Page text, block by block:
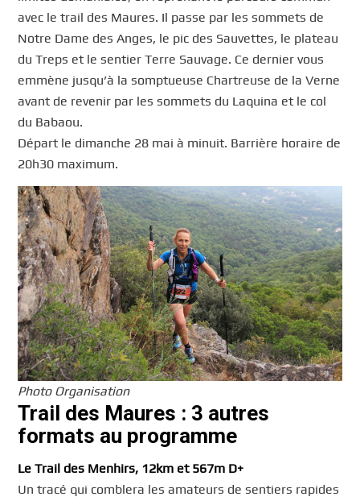
avec le trail des Maures. Il passe par les sommets de
Notre Dame des Anges, le pic des Sauvettes, le plateau
du Treps et le sentier Terre Sauvage. Ce dernier vous
emmène jusqu’à la somptueuse Chartreuse de la Verne
avant de revenir par les sommets du Laquina et le col
du Babaou.
Départ le dimanche 28 mai à minuit. Barrière horaire de
20h30 maximum.
Photo Organisation
Trail des Maures : 3 autres
formats au programme
Le Trail des Menhirs, 12km et 567m D+
Un tracé qui comblera les amateurs de sentiers rapides